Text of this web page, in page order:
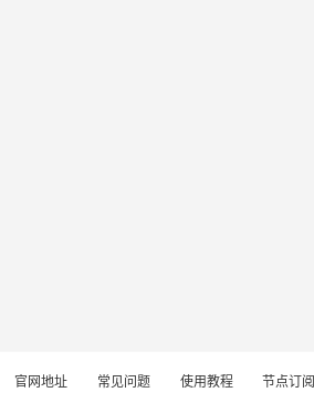
官网地址 常见问题 使用教程 节点订阅